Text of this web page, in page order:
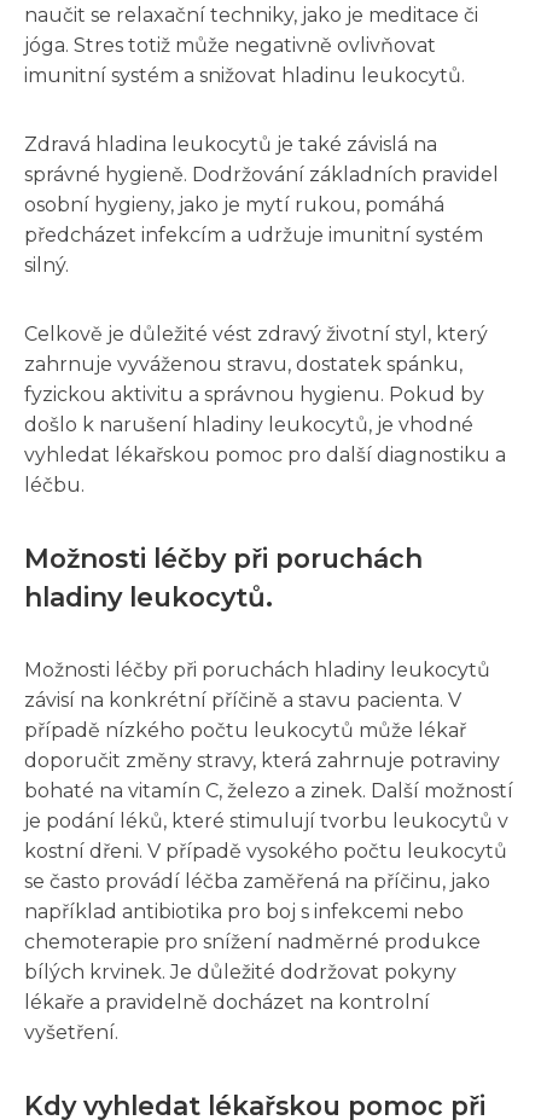
naučit se relaxační techniky, jako je meditace či
jóga. Stres totiž může negativně ovlivňovat
imunitní systém a snižovat hladinu leukocytů.
Zdravá hladina leukocytů je také závislá na
správné hygieně. Dodržování základních pravidel
osobní hygieny, jako je mytí rukou, pomáhá
předcházet infekcím a udržuje imunitní systém
silný.
Celkově je důležité vést zdravý životní styl, který
zahrnuje vyváženou stravu, dostatek spánku,
fyzickou aktivitu a správnou hygienu. Pokud by
došlo k narušení hladiny leukocytů, je vhodné
vyhledat lékařskou pomoc pro další diagnostiku a
léčbu.
Možnosti léčby při poruchách
hladiny leukocytů.
Možnosti léčby při poruchách hladiny leukocytů
závisí na konkrétní příčině a stavu pacienta. V
případě nízkého počtu leukocytů může lékař
doporučit změny stravy, která zahrnuje potraviny
bohaté na vitamín C, železo a zinek. Další možností
je podání léků, které stimulují tvorbu leukocytů v
kostní dřeni. V případě vysokého počtu leukocytů
se často provádí léčba zaměřená na příčinu, jako
například antibiotika pro boj s infekcemi nebo
chemoterapie pro snížení nadměrné produkce
bílých krvinek. Je důležité dodržovat pokyny
lékaře a pravidelně docházet na kontrolní
vyšetření.
Kdy vyhledat lékařskou pomoc při